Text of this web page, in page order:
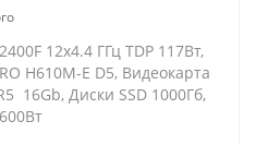
12x4.4 ГГц TDP 117Вт,
H610M-E D5, Видеокарта
16Gb, Диски SSD 1000Гб,